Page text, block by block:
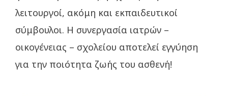
λειτουργοί, ακόμη και εκπαιδευτικοί
σύμβουλοι. Η συνεργασία ιατρών –
οικογένειας – σχολείου αποτελεί εγγύηση
για την ποιότητα ζωής του ασθενή!